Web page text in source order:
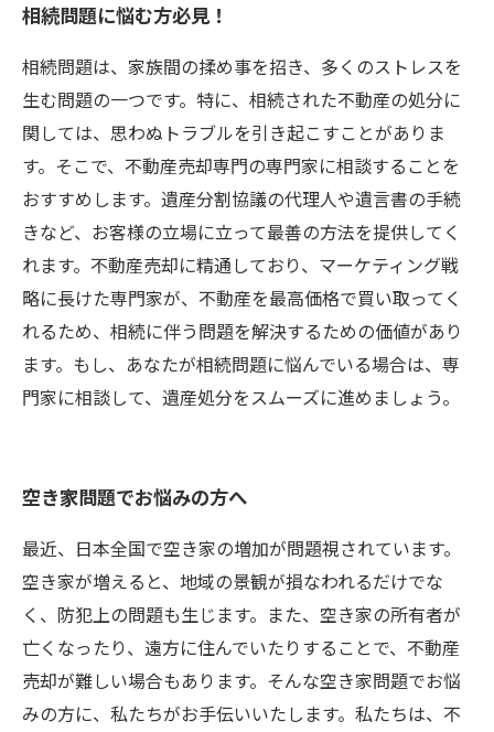
相続問題に悩む方必見！
相続問題は、家族間の揉め事を招き、多くのストレスを
生む問題の一つです。特に、相続された不動産の処分に
関しては、思わぬトラブルを引き起こすことがありま
す。そこで、不動産売却専門の専門家に相談することを
おすすめします。遺産分割協議の代理人や遺言書の手続
きなど、お客様の立場に立って最善の方法を提供してく
れます。不動産売却に精通しており、マーケティング戦
略に長けた専門家が、不動産を最高価格で買い取ってく
れるため、相続に伴う問題を解決するための価値があり
ます。もし、あなたが相続問題に悩んでいる場合は、専
門家に相談して、遺産処分をスムーズに進めましょう。
空き家問題でお悩みの方へ
最近、日本全国で空き家の増加が問題視されています。
空き家が増えると、地域の景観が損なわれるだけでな
く、防犯上の問題も生じます。また、空き家の所有者が
亡くなったり、遠方に住んでいたりすることで、不動産
売却が難しい場合もあります。そんな空き家問題でお悩
みの方に、私たちがお手伝いいたします。私たちは、不